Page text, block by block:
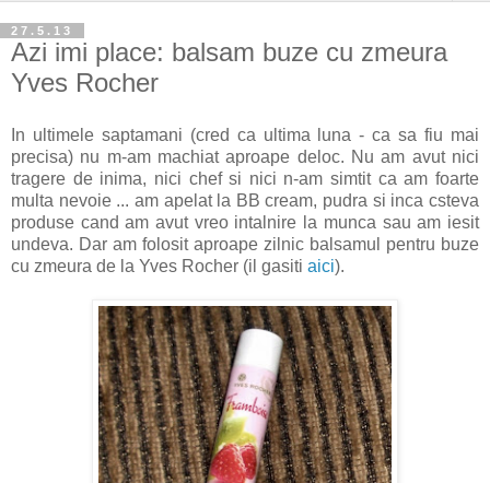
27.5.13
Azi imi place: balsam buze cu zmeura
Yves Rocher
In ultimele saptamani (cred ca ultima luna - ca sa fiu mai
precisa) nu m-am machiat aproape deloc. Nu am avut nici
tragere de inima, nici chef si nici n-am simtit ca am foarte
multa nevoie ... am apelat la BB cream, pudra si inca csteva
produse cand am avut vreo intalnire la munca sau am iesit
undeva. Dar am folosit aproape zilnic balsamul pentru buze
cu zmeura de la Yves Rocher (il gasiti aici).